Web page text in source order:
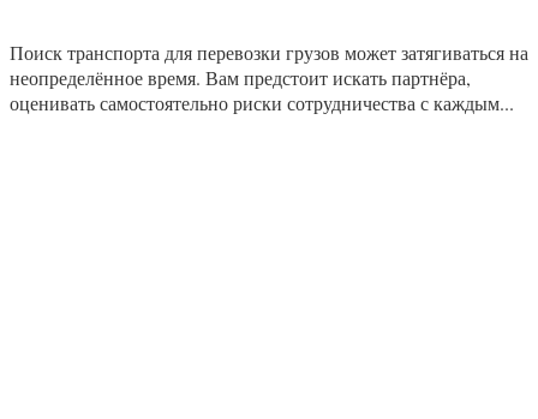
Поиск транспорта для перевозки грузов может затягиваться на
неопределённое время. Вам предстоит искать партнёра,
оценивать самостоятельно риски сотрудничества с каждым...